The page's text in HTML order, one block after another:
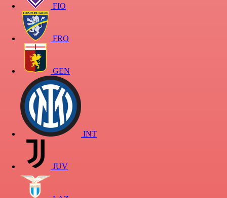
FIO
FRO
GEN
INT
JUV